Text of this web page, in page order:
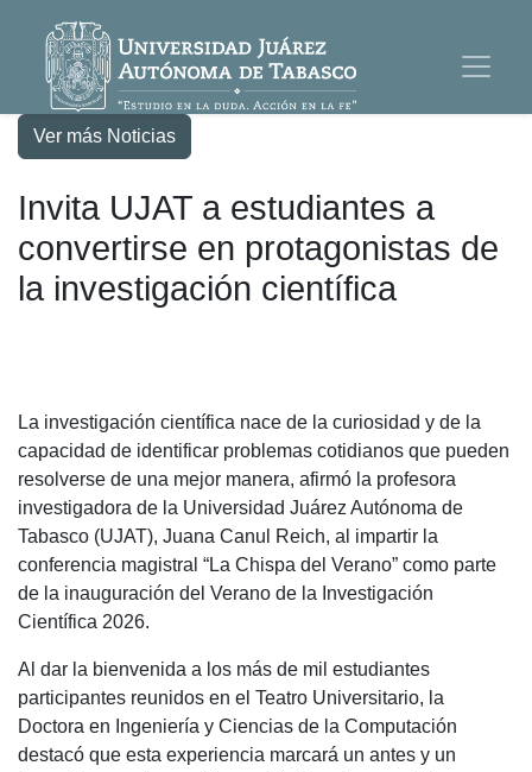
Ver más Noticias
Invita UJAT a estudiantes a
convertirse en protagonistas de
la investigación científica
La investigación científica nace de la curiosidad y de la
capacidad de identificar problemas cotidianos que pueden
resolverse de una mejor manera, afirmó la profesora
investigadora de la Universidad Juárez Autónoma de
Tabasco (UJAT), Juana Canul Reich, al impartir la
conferencia magistral “La Chispa del Verano” como parte
de la inauguración del Verano de la Investigación
Científica 2026.
Al dar la bienvenida a los más de mil estudiantes
participantes reunidos en el Teatro Universitario, la
Doctora en Ingeniería y Ciencias de la Computación
destacó que esta experiencia marcará un antes y un